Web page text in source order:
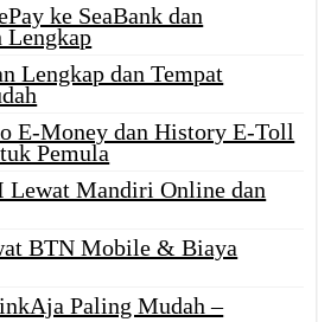
ke SeaBank dan
Lengkap
Lengkap dan Tempat
E-Money dan History E-Toll
Pemula
Lewat Mandiri Online dan
BTN Mobile & Biaya
Paling Mudah –